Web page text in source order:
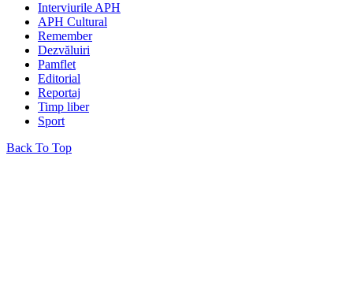
Interviurile APH
APH Cultural
Remember
Dezvăluiri
Pamflet
Editorial
Reportaj
Timp liber
Sport
Back To Top